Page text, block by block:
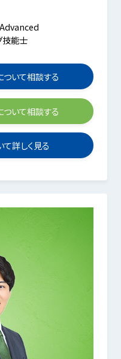
技能士
ついて相談する
ついて相談する
て詳しく見る